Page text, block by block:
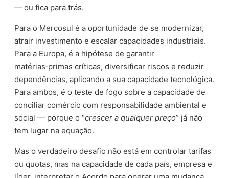
— ou fica para trás.
Para o Mercosul é a oportunidade de se modernizar,
atrair investimento e escalar capacidades industriais.
Para a Europa, é a hipótese de garantir
matérias‑primas críticas, diversificar riscos e reduzir
dependências, aplicando a sua capacidade tecnológica.
Para ambos, é o teste de fogo sobre a capacidade de
conciliar comércio com responsabilidade ambiental e
social — porque o “crescer a qualquer preço” já não
tem lugar na equação.
Mas o verdadeiro desafio não está em controlar tarifas
ou quotas, mas na capacidade de cada país, empresa e